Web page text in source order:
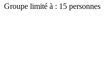
Groupe limité à : 15 personnes